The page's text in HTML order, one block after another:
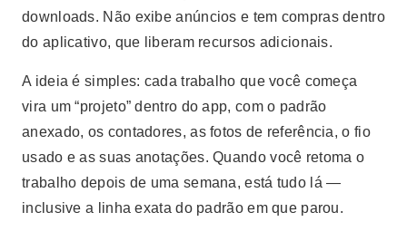
downloads. Não exibe anúncios e tem compras dentro
do aplicativo, que liberam recursos adicionais.
A ideia é simples: cada trabalho que você começa
vira um “projeto” dentro do app, com o padrão
anexado, os contadores, as fotos de referência, o fio
usado e as suas anotações. Quando você retoma o
trabalho depois de uma semana, está tudo lá —
inclusive a linha exata do padrão em que parou.